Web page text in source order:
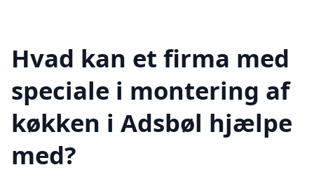
Hvad kan et firma med
speciale i montering af
køkken i Adsbøl hjælpe
med?